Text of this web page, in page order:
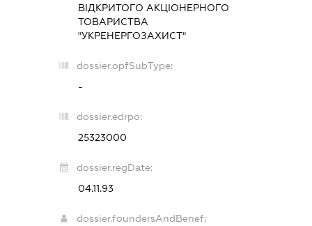
ВІДКРИТОГО АКЦІОНЕРНОГО
ТОВАРИСТВА
"УКРЕНЕРГОЗАХИСТ"
dossier.opfSubType:
-
dossier.edrpo:
25323000
dossier.regDate:
04.11.93
dossier.foundersAndBenef: